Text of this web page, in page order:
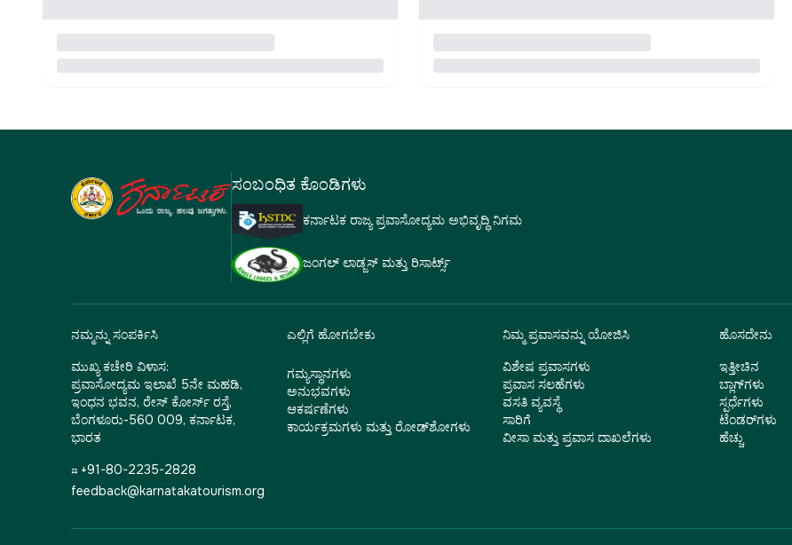
ಸಂಬಂಧಿತ ಕೊಂಡಿಗಳು
ಕರ್ನಾಟಕ ರಾಜ್ಯ ಪ್ರವಾಸೋದ್ಯಮ ಅಭಿವೃದ್ಧಿ ನಿಗಮ
ಜಂಗಲ್ ಲಾಡ್ಜಸ್ ಮತ್ತು ರಿಸಾರ್ಟ್ಸ್
ನಮ್ಮನ್ನು ಸಂಪರ್ಕಿಸಿ
ಮುಖ್ಯ ಕಚೇರಿ ವಿಳಾಸ:
ಪ್ರವಾಸೋದ್ಯಮ ಇಲಾಖೆ 5ನೇ ಮಹಡಿ,
ಇಂಧನ ಭವನ, ರೇಸ್ ಕೋರ್ಸ್ ರಸ್ತೆ,
ಬೆಂಗಳೂರು-560 009, ಕರ್ನಾಟಕ,
ಭಾರತ
☎ +91-80-2235-2828
feedback@karnatakatourism.org
ಎಲ್ಲಿಗೆ ಹೋಗಬೇಕು
ಗಮ್ಯಸ್ಥಾನಗಳು
ಅನುಭವಗಳು
ಆಕರ್ಷಣೆಗಳು
ಕಾರ್ಯಕ್ರಮಗಳು ಮತ್ತು ರೋಡ್‌ಶೋಗಳು
ನಿಮ್ಮ ಪ್ರವಾಸವನ್ನು ಯೋಜಿಸಿ
ವಿಶೇಷ ಪ್ರವಾಸಗಳು
ಪ್ರವಾಸ ಸಲಹೆಗಳು
ವಸತಿ ವ್ಯವಸ್ಥೆ
ಸಾರಿಗೆ
ವೀಸಾ ಮತ್ತು ಪ್ರವಾಸ ದಾಖಲೆಗಳು
ಹೊಸದೇನು
ಇತ್ತೀಚಿನ
ಬ್ಲಾಗ್‌ಗಳು
ಸ್ಪರ್ಧೆಗಳು
ಟೆಂಡರ್‌ಗಳು
ಹೆಚ್ಚು